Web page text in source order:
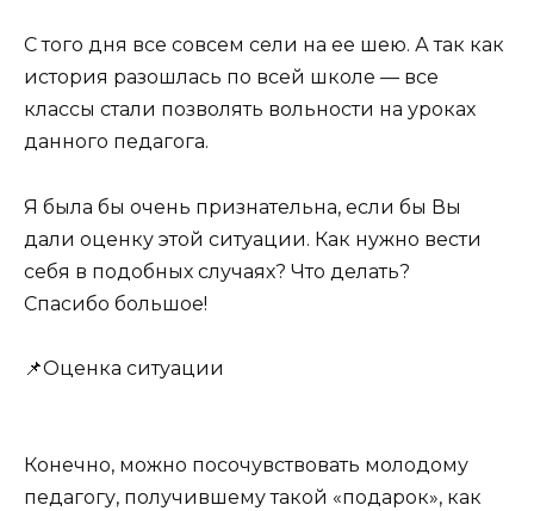
С того дня все совсем сели на ее шею. А так как
история разошлась по всей школе — все
классы стали позволять вольности на уроках
данного педагога.
Я была бы очень признательна, если бы Вы
дали оценку этой ситуации. Как нужно вести
себя в подобных случаях? Что делать?
Спасибо большое!
📌Оценка ситуации
Конечно, можно посочувствовать молодому
педагогу, получившему такой «подарок», как